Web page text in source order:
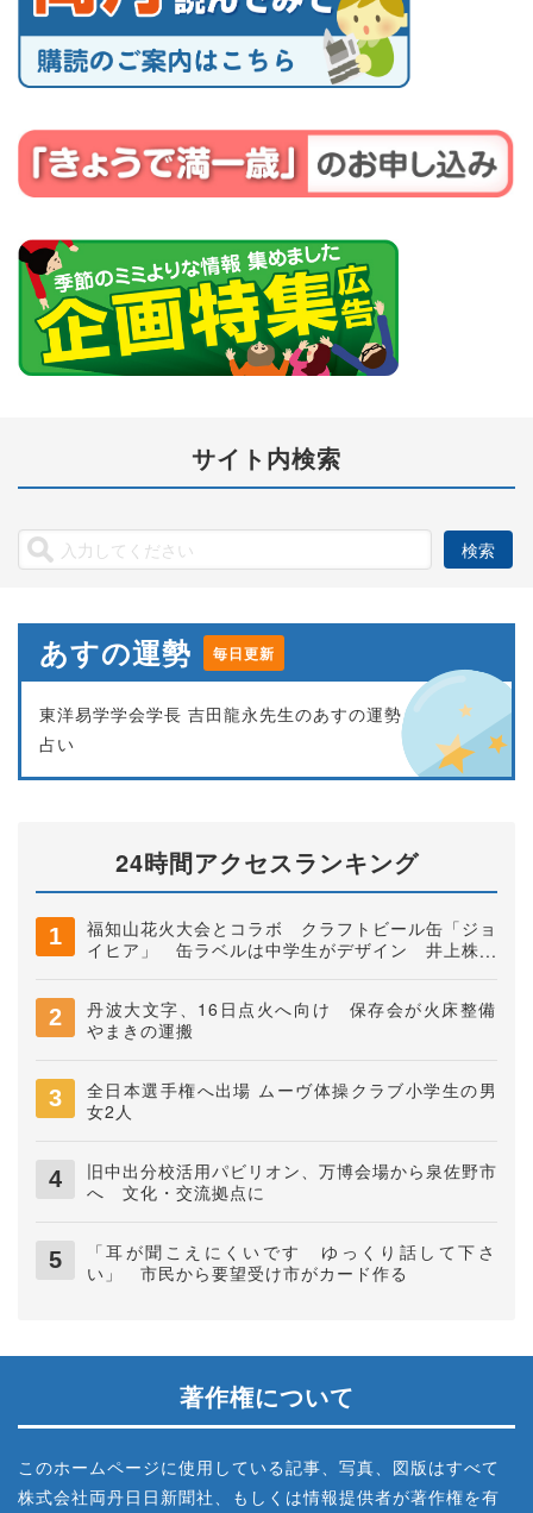
サイト内検索
あすの運勢 毎日更新
東洋易学学会学長 吉田龍永先生のあすの運勢
占い
24時間アクセスランキング
福知山花火大会とコラボ クラフトビール缶「ジョ
イヒア」 缶ラベルは中学生がデザイン 井上株式
丹波大文字、16日点火へ向け 保存会が火床整備
やまきの運搬
全日本選手権へ出場 ムーヴ体操クラブ小学生の男
女2人
旧中出分校活用パビリオン、万博会場から泉佐野市
へ 文化・交流拠点に
「耳が聞こえにくいです ゆっくり話して下さ
い」 市民から要望受け市がカード作る
著作権について
このホームページに使用している記事、写真、図版はすべて
株式会社両丹日日新聞社、もしくは情報提供者が著作権を有